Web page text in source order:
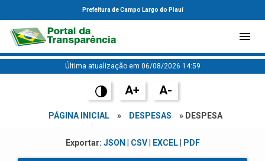
Prefeitura de Campo Largo do Piauí
Última atualização em 06/08/2026 14:59
A+ A-
PÁGINA INICIAL » DESPESAS » DESPESA
Exportar: JSON CSV| EXCEL| PDF